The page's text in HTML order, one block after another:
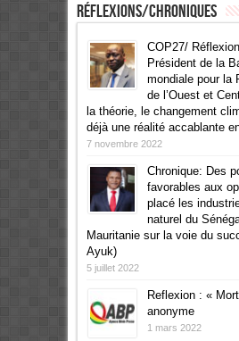
Réflexions/Chroniques
COP27/
Président de la
mondiale pour la
de l’Ouest et
la théorie, le changement
déjà une réalité accablante
7 novembre 2022
Chronique: Des
favorables aux
placé les
naturel du
Mauritanie sur la voie du
Ayuk)
5 juillet 2022
Reflexion : «
anonyme
1 mars 2022